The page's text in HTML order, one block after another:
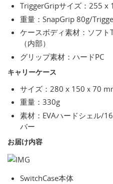
TriggerGripサイズ：255 x
重量：SnapGrip 80g/
ケースボディ素材：ソフト
（内部）
グリップ素材：ハードPC
キャリーケース
サイズ：280 x 150ｘ70
重量：330g
素材：EVAハードシェル/
バー
お届け内容
SwitchCase本体